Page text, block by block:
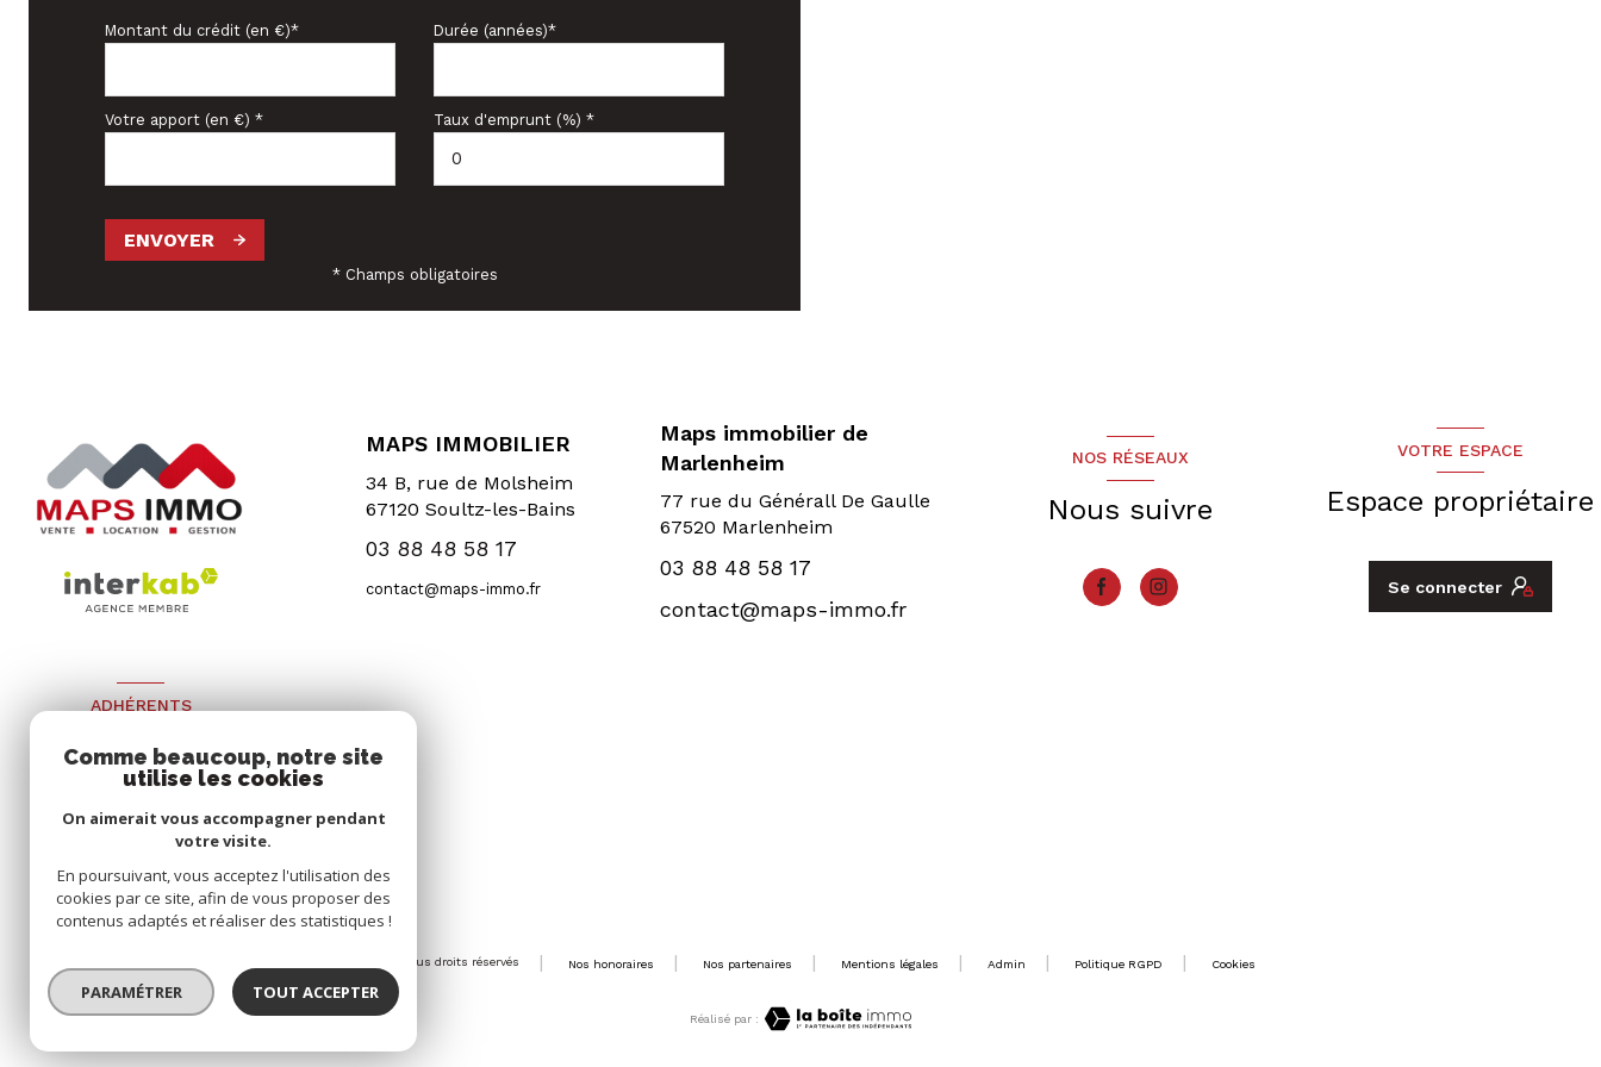
Montant du crédit (en €)* Durée (années)*
Votre apport (en €) * Taux d'emprunt (%) *
ENVOYER
* Champs obligatoires
MAPS IMMOBILIER
34 B, rue de Molsheim
67120Soultz-les-Bains
03 88 48 58 17
contact@maps-immo.fr
Maps immobilier de
Marlenheim
77 rue du Générall De Gaulle
67520 Marlenheim
03 88 48 58 17
contact@maps-immo.fr
NOS RÉSEAUX
Nous suivre
VOTRE ESPACE
Espace propriétaire
Se connecter
ADHÉRENTS
Nous adhérons
© 2026 | Tous droits réservés Nos honoraires Nos partenaires Mentions légales Admin Politique RGPD Cookies
Réalisé par :
Comme beaucoup, notre site
utilise les cookies
On aimerait vous accompagner pendant
votre visite.
En poursuivant, vous acceptez l'utilisation des
cookies par ce site, afin de vous proposer des
contenus adaptés et réaliser des statistiques !
PARAMÉTRER TOUT ACCEPTER